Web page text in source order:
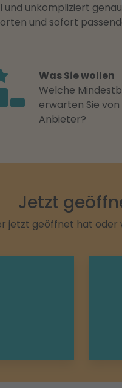
und unkompliziert
und sofort
Was Sie wollen
Welche
erwarten Sie
Anbieter?
Jetzt
jetzt geöffnet hat